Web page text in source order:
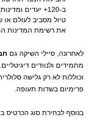
ב-120+ יעדים
טיול מסביב לעולם או
את רשימת המדינות
לאחרונה, סיילי השיקה גם
וכוללות לא רק גלישה
פרימיום בשדות תעופה.
בנוסף לבחירת סוג הכרטיס